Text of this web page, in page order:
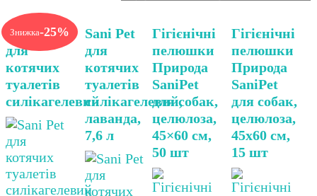
Знижка-25%
Sani Pet
для
котячих
туалетів
силікагелевий
Цей
товар
має
кілька
варіантів.
Параметри
можна
вибрати
на
сторінці
товару
Sani Pet
для
котячих
туалетів
силікагелевий,
лаванда,
7,6 л
Гігієнічні
пелюшки
Природа
SaniPet
для собак,
целюлоза,
45×60 см,
50 шт
Гігієнічні
пелюшки
Природа
SaniPet
для собак,
целюлоза,
45х60 см,
15 шт